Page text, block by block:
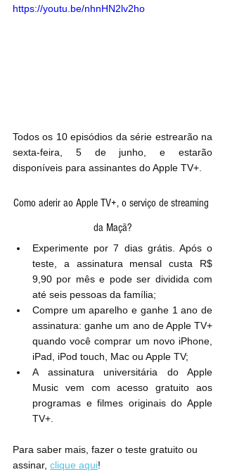
https://youtu.be/nhnHN2lv2ho
Todos os 10 episódios da série estrearão na
sexta-feira, 5 de junho, e estarão
disponíveis para assinantes do Apple TV+.
Como aderir ao Apple TV+, o serviço de streaming
da Maçã?
Experimente por 7 dias grátis. Após o
teste, a assinatura mensal custa R$
9,90 por mês e pode ser dividida com
até seis pessoas da família;
Compre um aparelho e ganhe 1 ano de
assinatura: ganhe um ano de Apple TV+
quando você comprar um novo iPhone,
iPad, iPod touch, Mac ou Apple TV;
A assinatura universitária do Apple
Music vem com acesso gratuito aos
programas e filmes originais do Apple
TV+.
Para saber mais, fazer o teste gratuito ou
assinar, clique aqui!